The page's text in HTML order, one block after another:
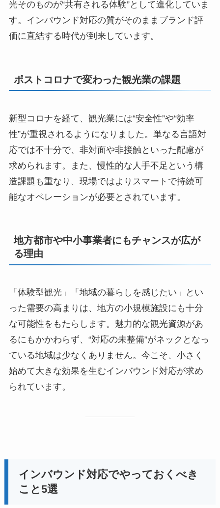
光そのものが“共有される体験”として進化していま
す。インバウンド対応の質がそのままブランド評
価に直結する時代が到来しています。
ポストコロナで変わった観光業の課題
新型コロナを経て、観光業には“安全性”や“効率
性”が重視されるようになりました。単なる言語対
応では不十分で、非対面や非接触といった配慮が
求められます。また、慢性的な人手不足という構
造課題も重なり、現場ではよりスマートで持続可
能なオペレーションが必要とされています。
地方都市や中小事業者にもチャンスが広が
る理由
「体験型観光」「地域の暮らしを感じたい」とい
った需要の高まりは、地方の小規模施設にも十分
な可能性をもたらします。魅力的な観光資源があ
るにもかかわらず、“対応の未整備”がネックとなっ
ている地域は少なくありません。今こそ、小さく
始めて大きな効果を生むインバウンド対応が求め
られています。
インバウンド対応でやっておくべき
こと5選